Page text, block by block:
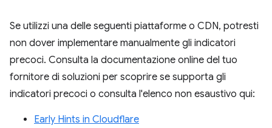
Se utilizzi una delle seguenti piattaforme o CDN, potresti
non dover implementare manualmente gli indicatori
precoci. Consulta la documentazione online del tuo
fornitore di soluzioni per scoprire se supporta gli
indicatori precoci o consulta l'elenco non esaustivo qui:
Early Hints in Cloudflare